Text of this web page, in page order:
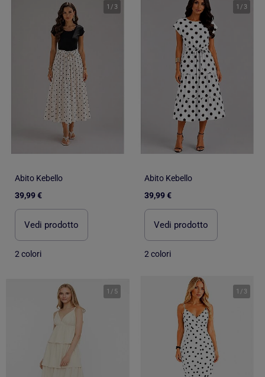
1 /3
Abito Kebello
39,99 €
Vedi prodotto
2 colori
1 / 3
Abito Kebello
39,99 €
Vedi prodotto
2 colori
1 / 5 1 / 3